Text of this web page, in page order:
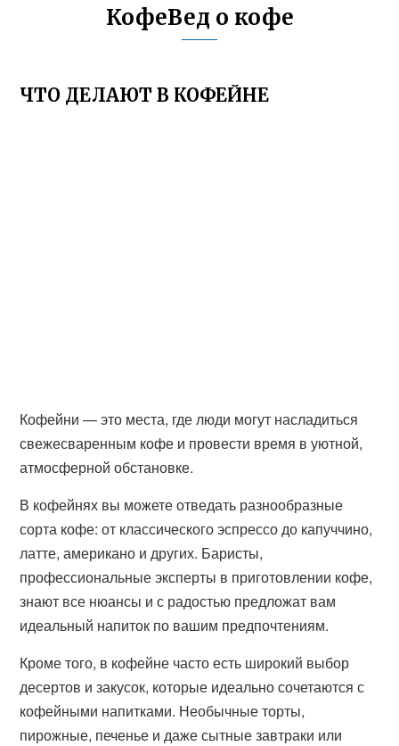
КофеВед о кофе
ЧТО ДЕЛАЮТ В КОФЕЙНЕ
Кофейни — это места, где люди могут насладиться
свежесваренным кофе и провести время в уютной,
атмосферной обстановке.
В кофейнях вы можете отведать разнообразные
сорта кофе: от классического эспрессо до капуччино,
латте, американо и других. Баристы,
профессиональные эксперты в приготовлении кофе,
знают все нюансы и с радостью предложат вам
идеальный напиток по вашим предпочтениям.
Кроме того, в кофейне часто есть широкий выбор
десертов и закусок, которые идеально сочетаются с
кофейными напитками. Необычные торты,
пирожные, печенье и даже сытные завтраки или